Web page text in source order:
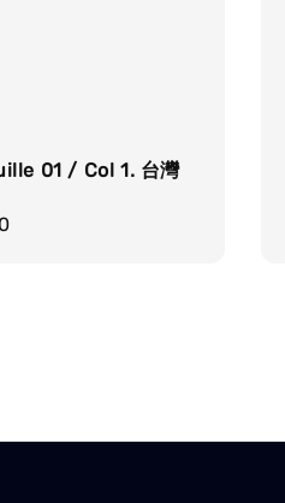
01 / Col 1. 台灣